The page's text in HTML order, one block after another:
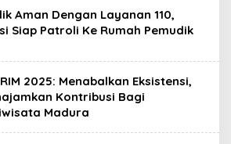
Aman Dengan Layanan 110,
Siap Patroli Ke Rumah Pemudik
2025: Menabalkan Eksistensi,
Kontribusi Bagi
Madura